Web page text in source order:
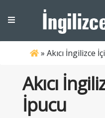
» Akıcı İngilizce
Akıcı
İpucu